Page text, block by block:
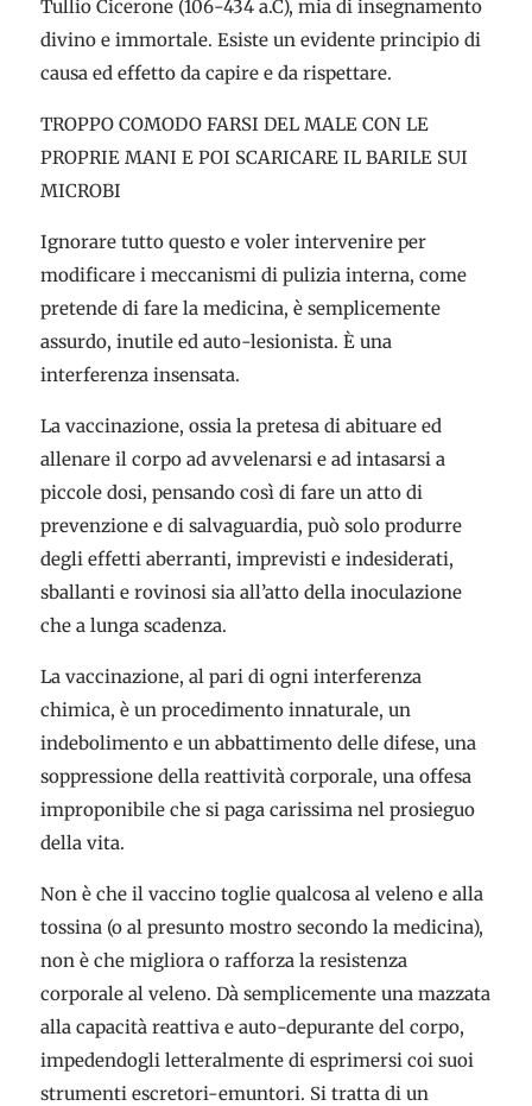
Tullio Cicerone (106-434 a.C), mia di insegnamento
divino e immortale. Esiste un evidente principio di
causa ed effetto da capire e da rispettare.
TROPPO COMODO FARSI DEL MALE CON LE
PROPRIE MANI E POI SCARICARE IL BARILE SUI
MICROBI
Ignorare tutto questo e voler intervenire per
modificare i meccanismi di pulizia interna, come
pretende di fare la medicina, è semplicemente
assurdo, inutile ed auto-lesionista. È una
interferenza insensata.
La vaccinazione, ossia la pretesa di abituare ed
allenare il corpo ad avvelenarsi e ad intasarsi a
piccole dosi, pensando così di fare un atto di
prevenzione e di salvaguardia, può solo produrre
degli effetti aberranti, imprevisti e indesiderati,
sballanti e rovinosi sia all’atto della inoculazione
che a lunga scadenza.
La vaccinazione, al pari di ogni interferenza
chimica, è un procedimento innaturale, un
indebolimento e un abbattimento delle difese, una
soppressione della reattività corporale, una offesa
improponibile che si paga carissima nel prosieguo
della vita.
Non è che il vaccino toglie qualcosa al veleno e alla
tossina (o al presunto mostro secondo la medicina),
non è che migliora o rafforza la resistenza
corporale al veleno. Dà semplicemente una mazzata
alla capacità reattiva e auto-depurante del corpo,
impedendogli letteralmente di esprimersi coi suoi
strumenti escretori-emuntori. Si tratta di un